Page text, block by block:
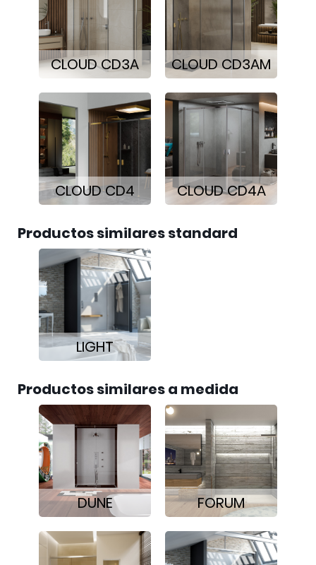
CLOUD CD3A CLOUD CD3AM
CLOUD CD4 CLOUD CD4A
Productos similares standard
LIGHT
Productos similares a medida
DUNE FORUM